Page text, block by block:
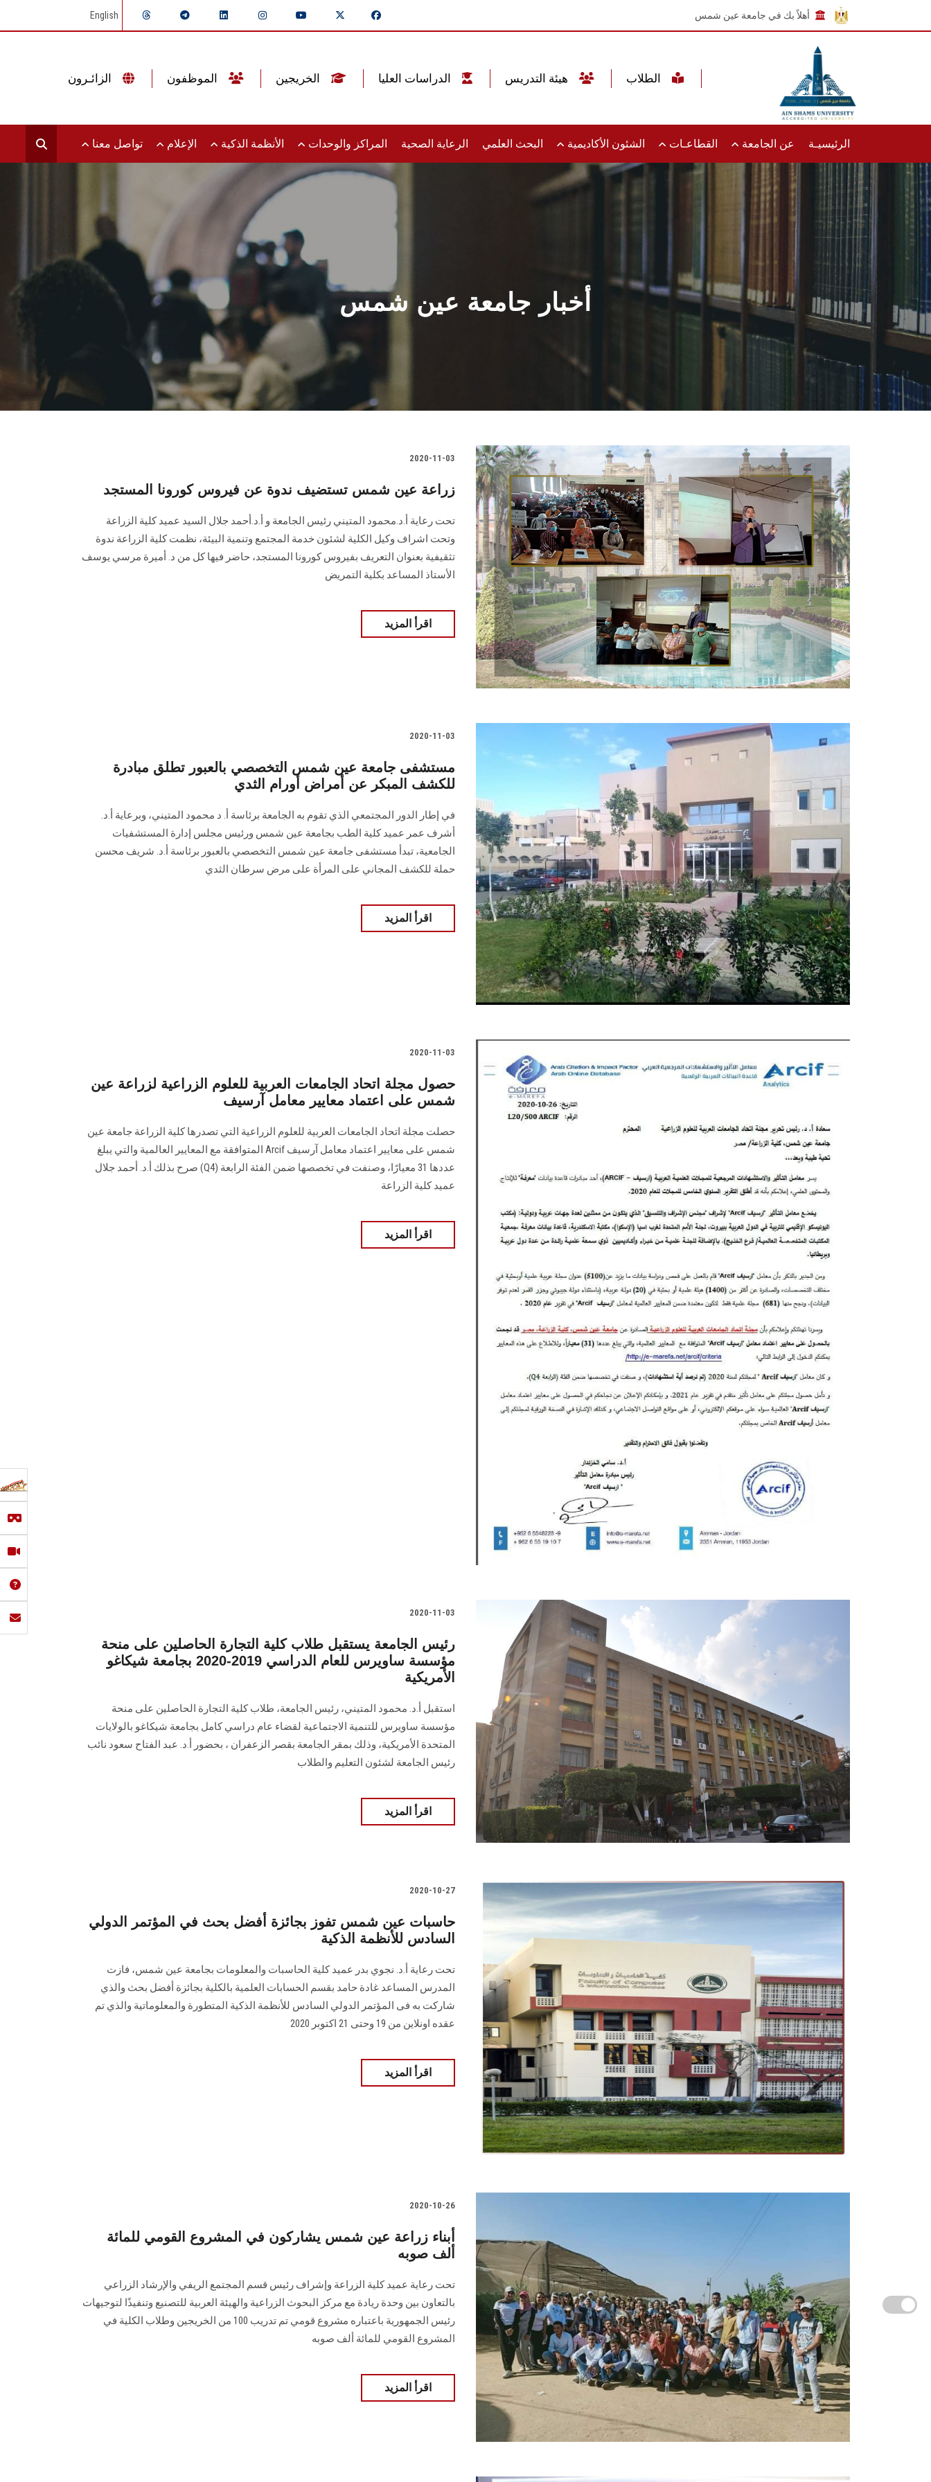
أهلاً بك في جامعة عين شمس English
الرئيسيـة عن الجامعة القطاعـات الشئون الأكاديمية البحث العلمي الرعاية الصحية المراكز والوحدات الأنظمة الذكية الإعلام تواصل معنا
أخبار جامعة عين شمس
2020-11-03
زراعة عين شمس تستضيف ندوة عن فيروس كورونا المستجد
تحت رعاية أ.د.محمود المتيني رئيس الجامعة و أ.د.أحمد جلال السيد عميد كلية الزراعة
وتحت اشراف وكيل الكلية لشئون خدمة المجتمع وتنمية البيئة، نظمت كلية الزراعة ندوة
تثقيفية بعنوان التعريف بفيروس كورونا المستجد، حاضر فيها كل من د. أميرة مرسي يوسف
الأستاذ المساعد بكلية التمريض
اقرأ المزيد
2020-11-03
مستشفى جامعة عين شمس التخصصي بالعبور تطلق مبادرة
للكشف المبكر عن أمراض أورام الثدي
في إطار الدور المجتمعي الذي تقوم به الجامعة برئاسة أ. د محمود المتيني، وبرعاية أ.د.
أشرف عمر عميد كلية الطب بجامعة عين شمس ورئيس مجلس إدارة المستشفيات
الجامعية، تبدأ مستشفى جامعة عين شمس التخصصي بالعبور برئاسة أ.د. شريف محسن
حملة للكشف المجاني على المرأة على مرض سرطان الثدي
اقرأ المزيد
2020-11-03
حصول مجلة اتحاد الجامعات العربية للعلوم الزراعية لزراعة عين
شمس على اعتماد معايير معامل آرسيف
حصلت مجلة اتحاد الجامعات العربية للعلوم الزراعية التي تصدرها كلية الزراعة جامعة عين
شمس على معايير اعتماد معامل آرسيف Arcif المتوافقة مع المعايير العالمية والتي يبلغ
عددها 31 معيارًا، وصنفت في تخصصها ضمن الفئة الرابعة (Q4) صرح بذلك أ.د. أحمد جلال
عميد كلية الزراعة
اقرأ المزيد
2020-11-03
رئيس الجامعة يستقبل طلاب كلية التجارة الحاصلين على منحة
مؤسسة ساويرس للعام الدراسي 2019-2020 بجامعة شيكاغو
الأمريكية
استقبل أ.د. محمود المتيني، رئيس الجامعة، طلاب كلية التجارة الحاصلين على منحة
مؤسسة ساويرس للتنمية الاجتماعية لقضاء عام دراسي كامل بجامعة شيكاغو بالولايات
المتحدة الأمريكية، وذلك بمقر الجامعة بقصر الزعفران ، بحضور أ.د. عبد الفتاح سعود نائب
رئيس الجامعة لشئون التعليم والطلاب
اقرأ المزيد
2020-10-27
حاسبات عين شمس تفوز بجائزة أفضل بحث في المؤتمر الدولي
السادس للأنظمة الذكية
تحت رعاية أ.د. نجوي بدر عميد كلية الحاسبات والمعلومات بجامعة عين شمس، فازت
المدرس المساعد غادة حامد بقسم الحسابات العلمية بالكلية بجائزة أفضل بحث والذي
شاركت به فى المؤتمر الدولي السادس للأنظمة الذكية المتطورة والمعلوماتية والذي تم
عقده اونلاين من 19 وحتى 21 اكتوبر 2020
اقرأ المزيد
2020-10-26
أبناء زراعة عين شمس يشاركون في المشروع القومي للمائة
ألف صوبه
تحت رعاية عميد كلية الزراعة وإشراف رئيس قسم المجتمع الريفي والإرشاد الزراعي
بالتعاون بين وحدة ريادة مع مركز البحوث الزراعية والهيئة العربية للتصنيع وتنفيذًا لتوجيهات
رئيس الجمهورية باعتباره مشروع قومي تم تدريب 100 من الخريجين وطلاب الكلية في
المشروع القومي للمائة ألف صوبه
اقرأ المزيد